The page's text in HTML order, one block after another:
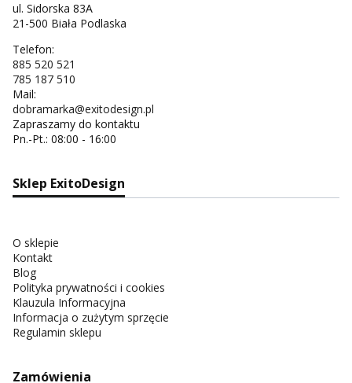
ul. Sidorska 83A
21-500 Biała Podlaska
Telefon:
885 520 521
785 187 510
Mail:
dobramarka@exitodesign.pl
Zapraszamy do kontaktu
Pn.-Pt.: 08:00 - 16:00
Sklep ExitoDesign
O sklepie
Kontakt
Blog
Polityka prywatności i cookies
Klauzula Informacyjna
Informacja o zużytym sprzęcie
Regulamin sklepu
Zamówienia